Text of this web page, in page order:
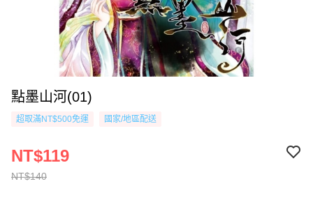
點墨山河(01)
超取滿NT$500免運 國家/地區配送
NT$140
NT$119